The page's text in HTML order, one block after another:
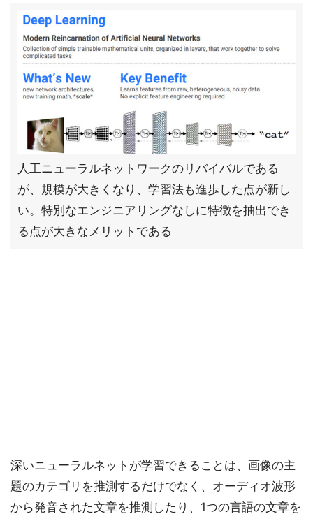
人工ニューラルネットワークのリバイバルである
が、規模が大きくなり、学習法も進歩した点が新し
い。特別なエンジニアリングなしに特徴を抽出でき
る点が大きなメリットである
深いニューラルネットが学習できることは、画像の主
題のカテゴリを推測するだけでなく、オーディオ波形
から発音された文章を推測したり、1つの言語の文章を